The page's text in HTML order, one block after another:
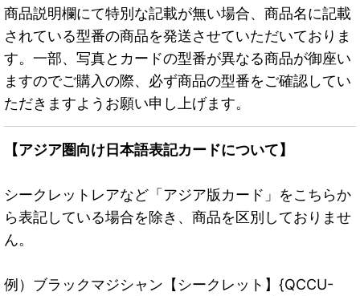
商品説明欄にて特別な記載が無い場合、商品名に記載
されている型番の商品を発送させていただいておりま
す。一部、写真とカードの型番が異なる商品が御座い
ますのでご購入の際、必ず商品の型番をご確認してい
ただきますようお願い申し上げます。
【アジア圏向け日本語表記カードについて】
シークレットレアなど「アジア版カード」をこちらか
ら表記している場合を除き、商品を区別しておりませ
ん。
例）ブラックマジシャン【シークレット】{QCCU-